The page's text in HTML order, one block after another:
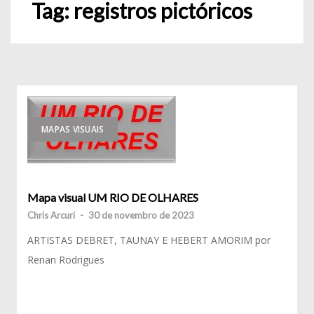
Tag: registros pictóricos
MAPAS VISUAIS
Mapa visual UM RIO DE OLHARES
Chris Arcuri - 30 de novembro de 2023
ARTISTAS DEBRET, TAUNAY E HEBERT AMORIM por
Renan Rodrigues